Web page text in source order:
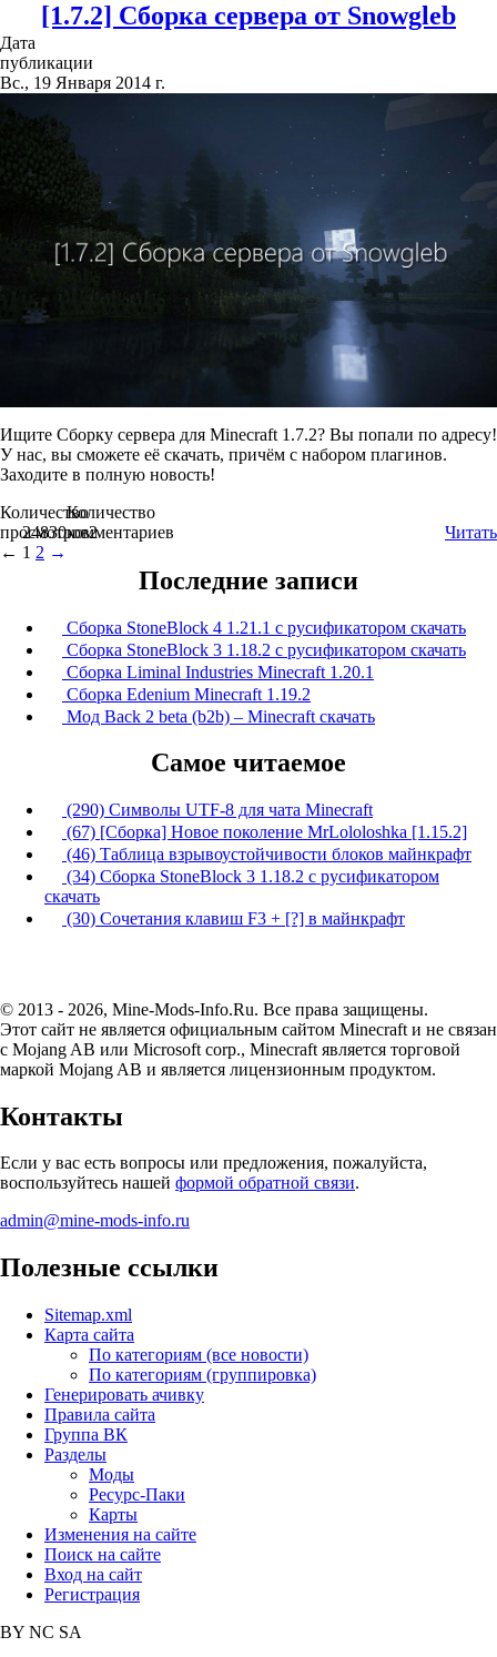
[1.7.2] Сборка сервера от Snowgleb
Дата
публикации
Вс., 19 Января 2014 г.
Ищите Сборку сервера для Minecraft 1.7.2? Вы попали по адресу!
У нас, вы сможете её скачать, причём с набором плагинов.
Заходите в полную новость!
Количество
просмотров
24830
Количество
комментариев
2
Читать
← 1 2 →
Последние записи
Сборка StoneBlock 4 1.21.1 с русификатором скачать
Сборка StoneBlock 3 1.18.2 с русификатором скачать
Сборка Liminal Industries Minecraft 1.20.1
Сборка Edenium Minecraft 1.19.2
Мод Back 2 beta (b2b) – Minecraft скачать
Самое читаемое
(290) Символы UTF-8 для чата Minecraft
(67) [Сборка] Новое поколение MrLololoshka [1.15.2]
(46) Таблица взрывоустойчивости блоков майнкрафт
(34) Сборка StoneBlock 3 1.18.2 с русификатором
скачать
(30) Сочетания клавиш F3 + [?] в майнкрафт
© 2013 - 2026, Mine-Mods-Info.Ru. Все права защищены.
Этот сайт не является официальным сайтом Minecraft и не связан
с Mojang AB или Microsoft corp., Minecraft является торговой
маркой Mojang AB и является лицензионным продуктом.
Контакты
Если у вас есть вопросы или предложения, пожалуйста,
воспользуйтесь нашей формой обратной связи.
admin@mine-mods-info.ru
Полезные ссылки
Sitemap.xml
Карта сайта
По категориям (все новости)
По категориям (группировка)
Генерировать ачивку
Правила сайта
Группа ВК
Разделы
Моды
Ресурс-Паки
Карты
Изменения на сайте
Поиск на сайте
Вход на сайт
Регистрация
BY NC SA